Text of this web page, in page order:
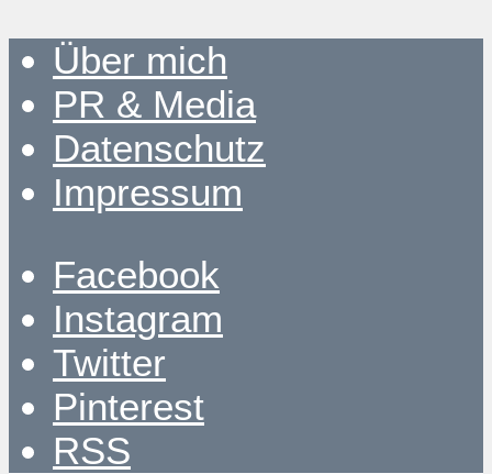
Über mich
PR & Media
Datenschutz
Impressum
Facebook
Instagram
Twitter
Pinterest
RSS